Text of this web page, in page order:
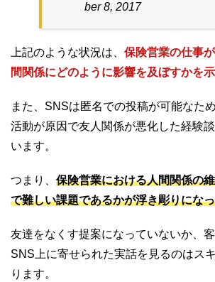
ber 8, 2017
上記のような状況は、 保険営業の仕事
間関係にどのように影響を及ぼすかを
また、SNSは匿名での投稿が可能なた
活動が原因で友人関係が悪化した経験
います。
つまり、 保険営業における人間関係の
で難しい課題であるかが浮き彫りにな
友達をなくす提案になっていないか、
SNS上に寄せられた実話を見るのはス
ります。